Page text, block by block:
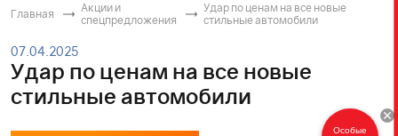
Главная
Акции и
спецпредложения
Удар по ценам на все новые
стильные автомобили
07.04.2025
Удар по ценам на все новые
стильные автомобили
Особые